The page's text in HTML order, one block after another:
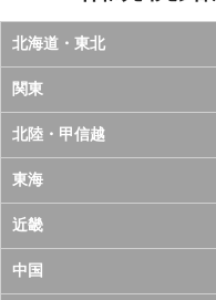
北海道・東北
北海道
青森県
岩手県
宮城県
秋田県
関東
東京都
神奈川県
千葉県
埼玉県
北陸・甲信越
山梨県
長野県
新潟県
東海
愛知県
岐阜県
近畿
大阪府
中国